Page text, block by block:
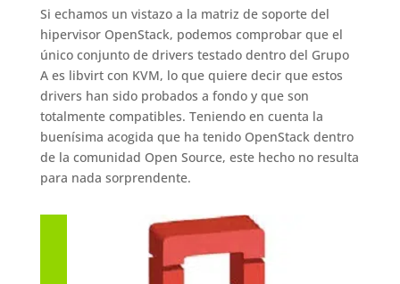
Si echamos un vistazo a la matriz de soporte del
hipervisor OpenStack, podemos comprobar que el
único conjunto de drivers testado dentro del Grupo
A es libvirt con KVM, lo que quiere decir que estos
drivers han sido probados a fondo y que son
totalmente compatibles. Teniendo en cuenta la
buenísima acogida que ha tenido OpenStack dentro
de la comunidad Open Source, este hecho no resulta
para nada sorprendente.